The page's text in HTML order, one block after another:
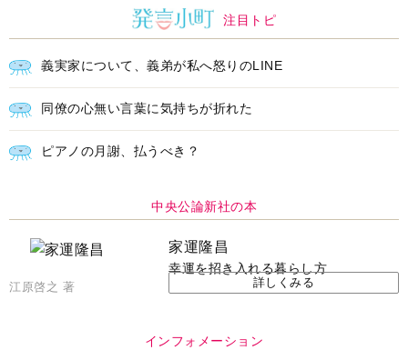
注目トピ
義実家について、義弟が私へ怒りのLINE
同僚の心無い言葉に気持ちが折れた
ピアノの月謝、払うべき？
中央公論新社の本
家運隆昌
幸運を招き入れる暮らし方
江原啓之 著 詳しくみる
インフォメーション